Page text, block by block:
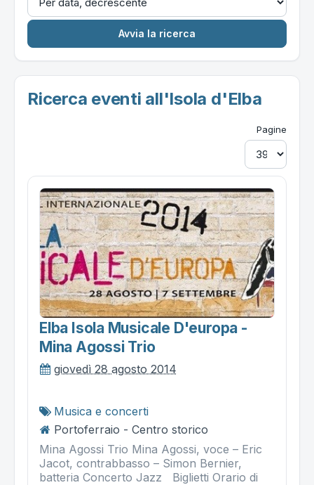
Ricerca eventi all'Isola d'Elba
Pagine
Elba Isola Musicale D'europa -
Mina Agossi Trio
giovedì 28 agosto 2014
Musica e concerti
Portoferraio - Centro storico
Mina Agossi Trio Mina Agossi, voce – Eric
Jacot, contrabbasso – Simon Bernier,
batteria Concerto Jazz Biglietti Orario di